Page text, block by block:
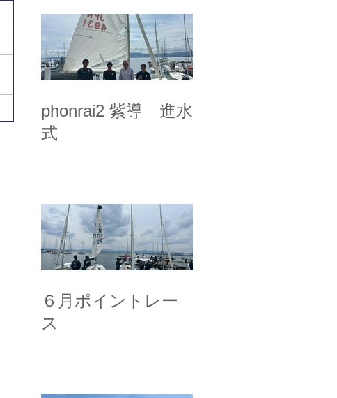
phonrai2 紫導 進水
式
６月ポイントレー
ス